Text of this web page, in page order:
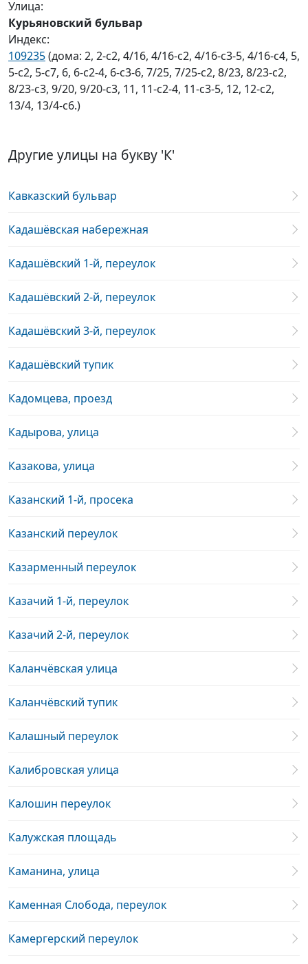
Улица:
Курьяновский бульвар
Индекс:
109235(дома: 2, 2-с2, 4/16, 4/16-с2, 4/16-с3-5, 4/16-с4, 5,
5-с2, 5-с7, 6, 6-с2-4, 6-с3-6, 7/25, 7/25-с2, 8/23, 8/23-с2,
8/23-с3, 9/20, 9/20-с3, 11, 11-с2-4, 11-с3-5, 12, 12-с2,
13/4, 13/4-с6.)
Другие улицы на букву 'К'
Кавказский бульвар
Кадашёвская набережная
Кадашёвский 1-й, переулок
Кадашёвский 2-й, переулок
Кадашёвский 3-й, переулок
Кадашёвский тупик
Кадомцева, проезд
Кадырова, улица
Казакова, улица
Казанский 1-й, просека
Казанский переулок
Казарменный переулок
Казачий 1-й, переулок
Казачий 2-й, переулок
Каланчёвская улица
Каланчёвский тупик
Калашный переулок
Калибровская улица
Калошин переулок
Калужская площадь
Каманина, улица
Каменная Слобода, переулок
Камергерский переулок